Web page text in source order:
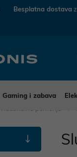
Besplatna dostava
Gaming i zabava